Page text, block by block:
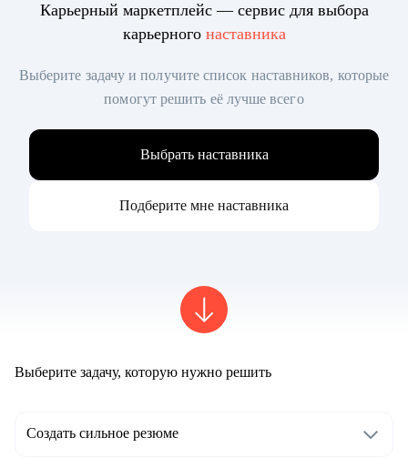
Карьерный маркетплейс — сервис для выбора
карьерного наставника
Выберите задачу и получите список наставников, которые
помогут решить её лучше всего
Выбрать наставника
Подберите мне наставника
Выберите задачу, которую нужно решить
Создать сильное резюме